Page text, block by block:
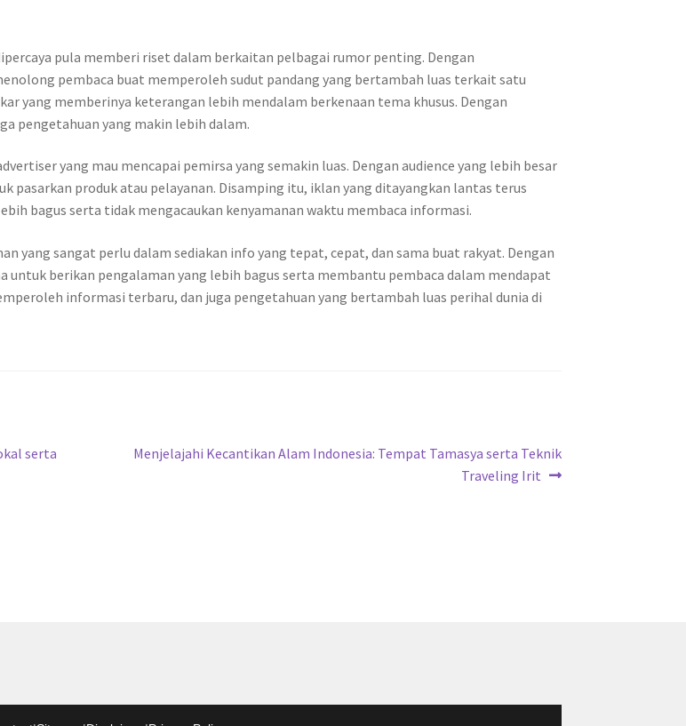
pula memberi riset dalam berkaitan pelbagai rumor penting. Dengan
pembaca buat memperoleh sudut pandang yang bertambah luas terkait satu
yang memberinya keterangan lebih mendalam berkenaan tema khusus. Dengan
pengetahuan yang makin lebih dalam.
yang mau mencapai pemirsa yang semakin luas. Dengan audience yang lebih besar
produk atau pelayanan. Disamping itu, iklan yang ditayangkan lantas terus
bagus serta tidak mengacaukan kenyamanan waktu membaca informasi.
yang sangat perlu dalam sediakan info yang tepat, cepat, dan sama buat rakyat. Dengan
berikan pengalaman yang lebih bagus serta membantu pembaca dalam mendapat
informasi terbaru, dan juga pengetahuan yang bertambah luas perihal dunia di
serta
Next
Menjelajahi Kecantikan Alam Indonesia: Tempat Tamasya serta Teknik
Traveling Irit